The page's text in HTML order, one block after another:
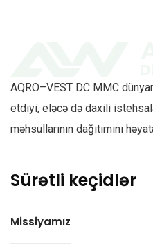
AQRO–VEST DC MMC
etdiyi, eləcə də daxili
məhsullarının dağıtımını
Sürətli keçidlər
Missiyamız